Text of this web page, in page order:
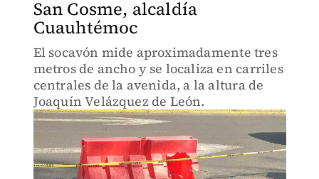
San Cosme, alcaldía
Cuauhtémoc
El socavón mide aproximadamente tres
metros de ancho y se localiza en carriles
centrales de la avenida, a la altura de
Joaquín Velázquez de León.